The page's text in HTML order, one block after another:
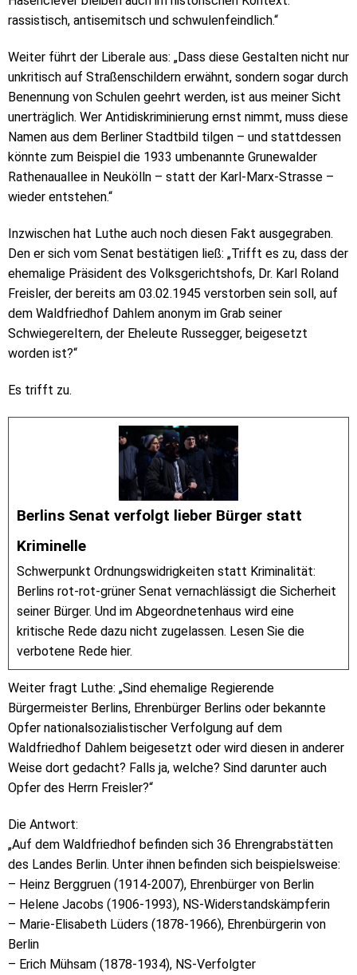
rassistisch, antisemitsch und schwulenfeindlich.“
Weiter führt der Liberale aus: „Dass diese Gestalten nicht nur
unkritisch auf Straßenschildern erwähnt, sondern sogar durch
Benennung von Schulen geehrt werden, ist aus meiner Sicht
unerträglich. Wer Antidiskriminierung ernst nimmt, muss diese
Namen aus dem Berliner Stadtbild tilgen – und stattdessen
könnte zum Beispiel die 1933 umbenannte Grunewalder
Rathenauallee in Neukölln – statt der Karl-Marx-Strasse –
wieder entstehen.“
Inzwischen hat Luthe auch noch diesen Fakt ausgegraben.
Den er sich vom Senat bestätigen ließ: „Trifft es zu, dass der
ehemalige Präsident des Volksgerichtshofs, Dr. Karl Roland
Freisler, der bereits am 03.02.1945 verstorben sein soll, auf
dem Waldfriedhof Dahlem anonym im Grab seiner
Schwiegereltern, der Eheleute Russegger, beigesetzt
worden ist?“
Es trifft zu.
Berlins Senat verfolgt lieber Bürger statt
Kriminelle
Schwerpunkt Ordnungswidrigkeiten statt Kriminalität:
Berlins rot-rot-grüner Senat vernachlässigt die Sicherheit
seiner Bürger. Und im Abgeordnetenhaus wird eine
kritische Rede dazu nicht zugelassen. Lesen Sie die
verbotene Rede hier.
Weiter fragt Luthe: „Sind ehemalige Regierende
Bürgermeister Berlins, Ehrenbürger Berlins oder bekannte
Opfer nationalsozialistischer Verfolgung auf dem
Waldfriedhof Dahlem beigesetzt oder wird diesen in anderer
Weise dort gedacht? Falls ja, welche? Sind darunter auch
Opfer des Herrn Freisler?“
Die Antwort:
„Auf dem Waldfriedhof befinden sich 36 Ehrengrabstätten
des Landes Berlin. Unter ihnen befinden sich beispielsweise:
– Heinz Berggruen (1914-2007), Ehrenbürger von Berlin
– Helene Jacobs (1906-1993), NS-Widerstandskämpferin
– Marie-Elisabeth Lüders (1878-1966), Ehrenbürgerin von
Berlin
– Erich Mühsam (1878-1934), NS-Verfolgter